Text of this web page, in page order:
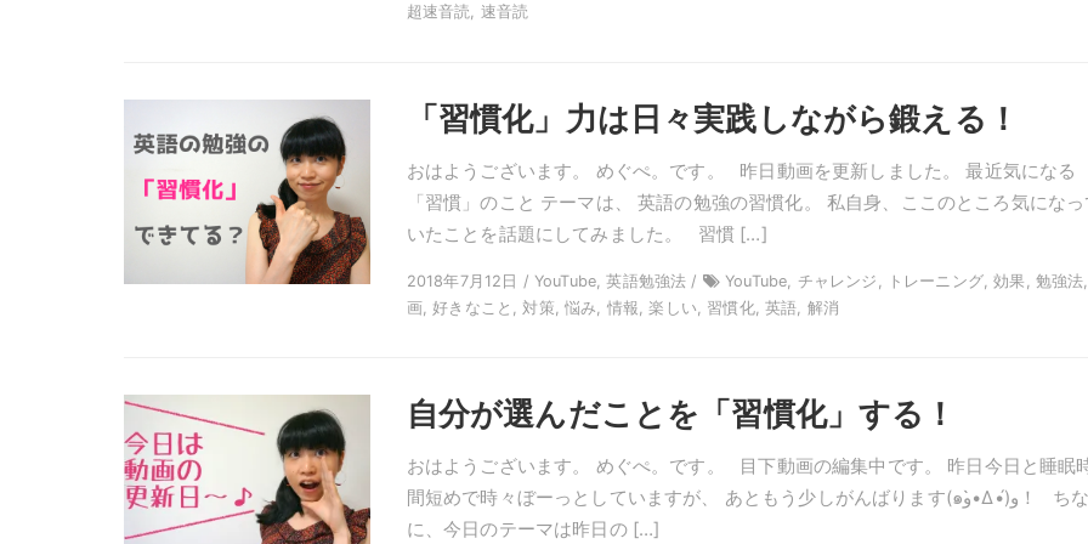
超速音読, 速音読
「習慣化」力は日々実践しながら鍛える！
おはようございます。 めぐぺ。です。 昨日動画を更新しました。 最近気になる
「習慣」のこと テーマは、 英語の勉強の習慣化。 私自身、ここのところ気にな
いたことを話題にしてみました。 習慣 […]
2018年7月12日 / YouTube, 英語勉強法 /
YouTube, チャレンジ, トレーニング, 効果, 勉強法
画, 好きなこと, 対策, 悩み, 情報, 楽しい, 習慣化, 英語, 解消
自分が選んだことを「習慣化」する！
おはようございます。 めぐぺ。です。 目下動画の編集中です。 昨日今日と睡眠
間短めで時々ぼーっとしていますが、 あともう少しがんばります(๑و•̀Δ•́)و！ ちなみ
に、今日のテーマは昨日の […]